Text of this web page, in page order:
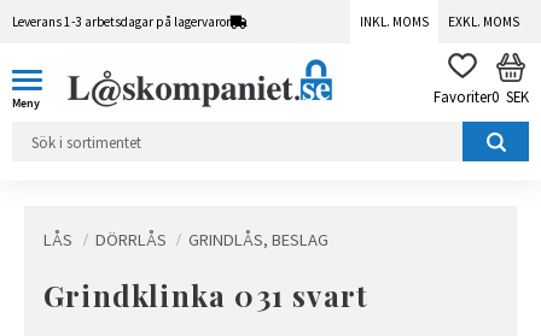
Leverans 1-3 arbetsdagar på lagervaror INKL. MOMS EXKL. MOMS
FAVORITER
0 SEK
LÅS DÖRRLÅS GRINDLÅS, BESLAG
Grindklinka 031 svart